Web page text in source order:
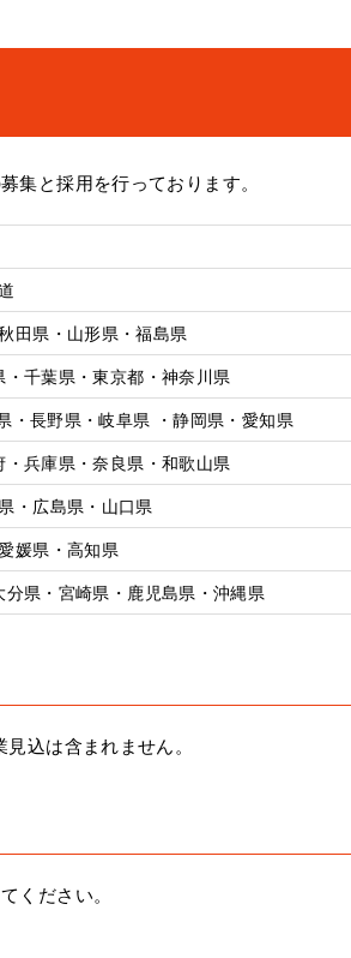
集と採用を行っております。
田県・山形県・福島県
・千葉県・東京都・神奈川県
・長野県・岐阜県 ・静岡県・愛知県
・兵庫県・奈良県・和歌山県
・広島県・山口県
媛県・高知県
県・宮崎県・鹿児島県・沖縄県
込は含まれません。
ください。